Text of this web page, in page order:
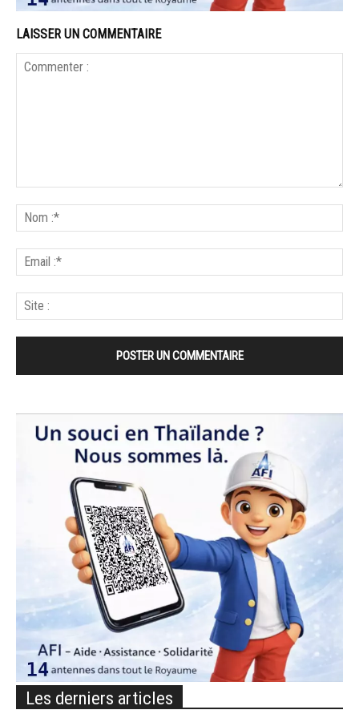
LAISSER UN COMMENTAIRE
Les derniers articles